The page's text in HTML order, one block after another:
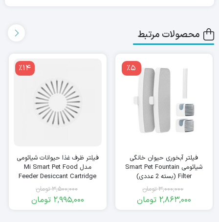
محصولات مرتبط
٪5
فیلتر آبخوری حیوان خانگی
شیائومی Smart Pet Fountain
Filter (بسته 2 عددی)
3,000,000 تومان
2,863,000 تومان
٪14
فیلتر ظرف غذا حیوانات شیائومی
مدل Mi Smart Pet Food
Feeder Desiccant Cartridge
XWDB01MG-GL (بسته 3 عددی)
3,500,000 تومان
2,995,000 تومان